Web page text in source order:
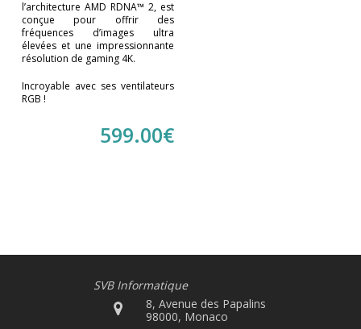
l’architecture AMD RDNA™ 2, est
conçue pour offrir des
fréquences d’images ultra
élevées et une impressionnante
résolution de gaming 4K.
Incroyable avec ses ventilateurs
RGB !
599.00€
SVB Informatique
8, Avenue des Papalins
98000, Monaco